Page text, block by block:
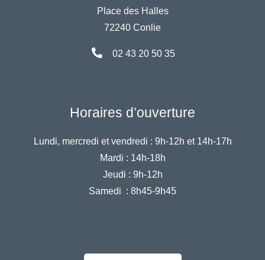
Place des Halles
72240 Conlie
02 43 20 50 35
Horaires d’ouverture
Lundi, mercredi et vendredi : 9h-12h et 14h-17h
Mardi : 14h-18h
Jeudi : 9h-12h
Samedi : 8h45-9h45